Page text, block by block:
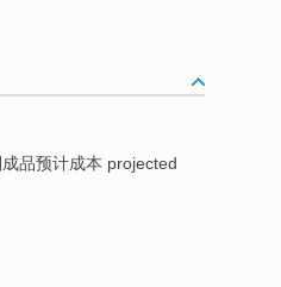
品预计成本 projected